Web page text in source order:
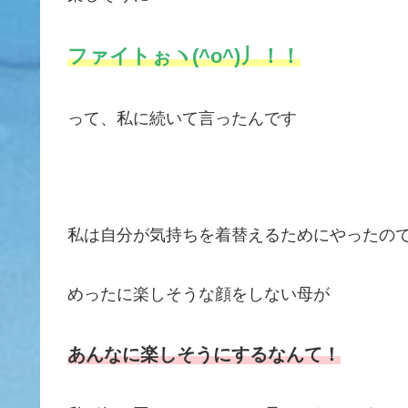
ファイトぉヽ(^o^)丿！！
って、私に続いて言ったんです
私は自分が気持ちを着替えるためにやったの
めったに楽しそうな顔をしない母が
あんなに楽しそうにするなんて！